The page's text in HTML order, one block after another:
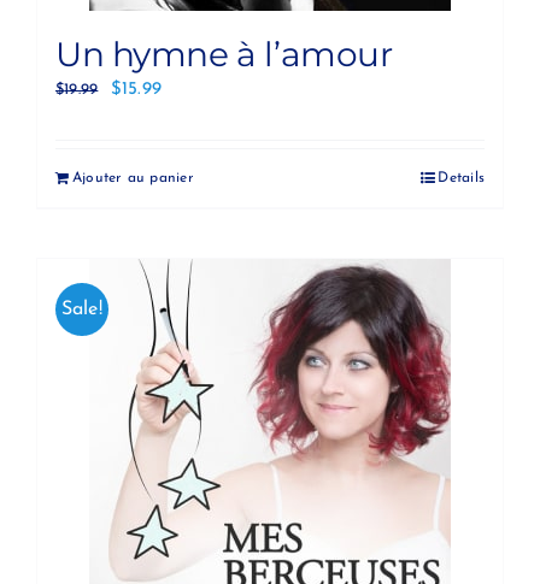
Un hymne à l’amour
$19.99 $15.99
Ajouter au panier Details
Sale!